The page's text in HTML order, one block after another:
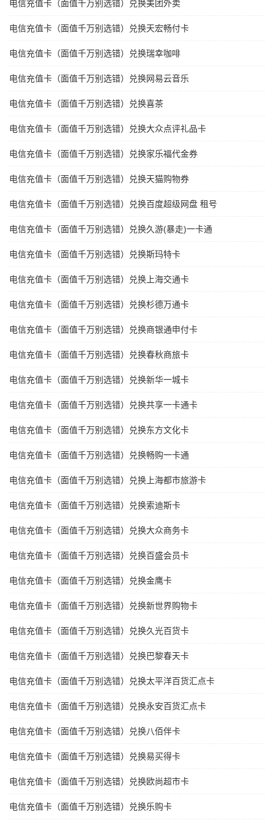
电信充值卡（面值千万别选错）兑换美团外卖
电信充值卡（面值千万别选错）兑换天宏畅付卡
电信充值卡（面值千万别选错）兑换瑞幸咖啡
电信充值卡（面值千万别选错）兑换网易云音乐
电信充值卡（面值千万别选错）兑换喜茶
电信充值卡（面值千万别选错）兑换大众点评礼品卡
电信充值卡（面值千万别选错）兑换家乐福代金券
电信充值卡（面值千万别选错）兑换天猫购物券
电信充值卡（面值千万别选错）兑换百度超级网盘 租号
电信充值卡（面值千万别选错）兑换久游(暴走)一卡通
电信充值卡（面值千万别选错）兑换斯玛特卡
电信充值卡（面值千万别选错）兑换上海交通卡
电信充值卡（面值千万别选错）兑换杉德万通卡
电信充值卡（面值千万别选错）兑换商银通申付卡
电信充值卡（面值千万别选错）兑换春秋商旅卡
电信充值卡（面值千万别选错）兑换新华一城卡
电信充值卡（面值千万别选错）兑换共享一卡通卡
电信充值卡（面值千万别选错）兑换东方文化卡
电信充值卡（面值千万别选错）兑换畅购一卡通
电信充值卡（面值千万别选错）兑换上海都市旅游卡
电信充值卡（面值千万别选错）兑换索迪斯卡
电信充值卡（面值千万别选错）兑换大众商务卡
电信充值卡（面值千万别选错）兑换百盛会员卡
电信充值卡（面值千万别选错）兑换金鹰卡
电信充值卡（面值千万别选错）兑换新世界购物卡
电信充值卡（面值千万别选错）兑换久光百货卡
电信充值卡（面值千万别选错）兑换巴黎春天卡
电信充值卡（面值千万别选错）兑换太平洋百货汇点卡
电信充值卡（面值千万别选错）兑换永安百货汇点卡
电信充值卡（面值千万别选错）兑换八佰伴卡
电信充值卡（面值千万别选错）兑换易买得卡
电信充值卡（面值千万别选错）兑换欧尚超市卡
电信充值卡（面值千万别选错）兑换乐购卡